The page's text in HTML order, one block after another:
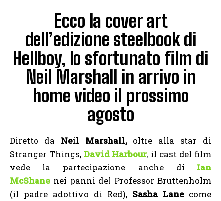
Ecco la cover art
dell’edizione steelbook di
Hellboy, lo sfortunato film di
Neil Marshall in arrivo in
home video il prossimo
agosto
Diretto da Neil Marshall, oltre alla star di
Stranger Things,David Harbour, il cast del film
vede la partecipazione anche di Ian
McShane nei panni del Professor Bruttenholm
(il padre adottivo di Red), Sasha Lane come